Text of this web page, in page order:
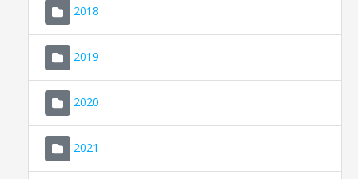
2018
2019
2020
2021